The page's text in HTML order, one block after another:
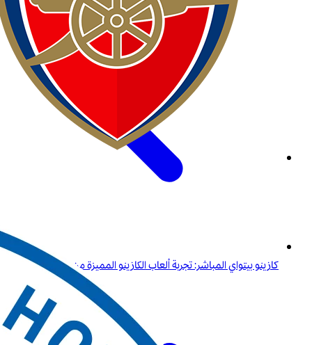
كازينو بيتواي المباشر: تجربة ألعاب الكازينو المميزة من راحة منزلك